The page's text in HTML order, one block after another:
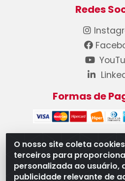
O nosso site coleta
terceiros para
personalizada ao usuário,
publicidade relevante de
Redes
Formas de
WB Componentes
08.528.393/0001-12 - Rua do
Oeste Industrial, Goiânia/